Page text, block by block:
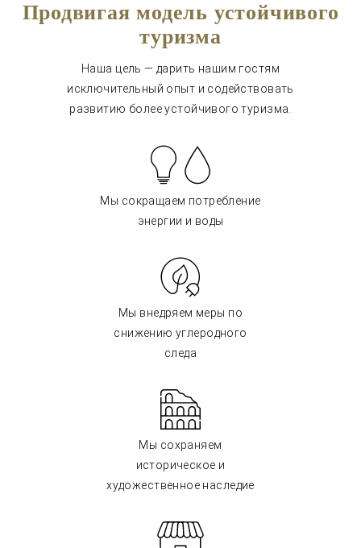
Продвигая модель устойчивого
туризма
Наша цель — дарить нашим гостям
исключительный опыт и содействовать
развитию более устойчивого туризма.
Мы сокращаем потребление
энергии и воды
Мы внедряем меры по
снижению углеродного
следа
Мы сохраняем
историческое и
художественное наследие